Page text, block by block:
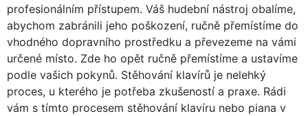
profesionálním přístupem. Váš hudební nástroj obalíme,
abychom zabránili jeho poškození, ručně přemístíme do
vhodného dopravního prostředku a převezeme na vámi
určené místo. Zde ho opět ručně přemístíme a ustavíme
podle vašich pokynů. Stěhování klavírů je nelehký
proces, u kterého je potřeba zkušeností a praxe. Rádi
vám s tímto procesem stěhování klavíru nebo piana v